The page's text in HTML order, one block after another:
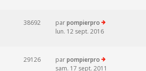
38692 parpompierpro
lun. 12 sept. 2016
29126 parpompierpro
sam. 17 sept. 2011